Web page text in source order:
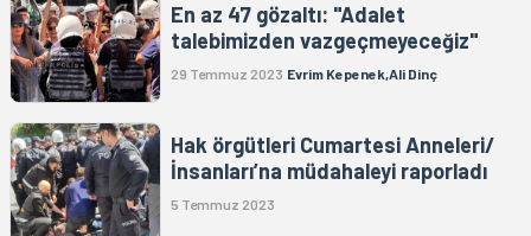
En az 47 gözaltı: "Adalet
talebimizden vazgeçmeyeceğiz"
29 Temmuz 2023 Evrim Kepenek,Ali Dinç
Hak örgütleri Cumartesi Anneleri/
İnsanları’na müdahaleyi raporladı
5 Temmuz 2023